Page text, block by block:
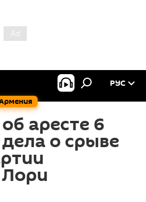
РУС
аресте 6
о срыве